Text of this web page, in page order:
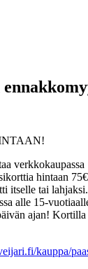
verkkokaupassa
hintaan
itselle tai lahjaksi.
alle 15-
ajan!
kauppa/